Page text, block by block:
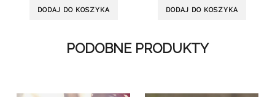
DODAJ DO KOSZYKA DODAJ DO KOSZYKA
PODOBNE PRODUKTY